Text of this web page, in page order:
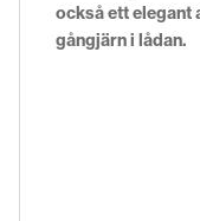
också ett elegant
gångjärn i lådan.